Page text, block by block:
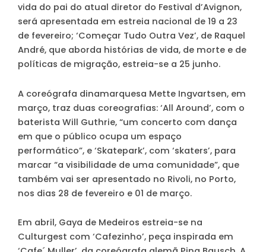
vida do pai do atual diretor do Festival d’Avignon,
será apresentada em estreia nacional de 19 a 23
de fevereiro; ‘Começar Tudo Outra Vez’, de Raquel
André, que aborda histórias de vida, de morte e de
políticas de migração, estreia-se a 25 junho.
A coreógrafa dinamarquesa Mette Ingvartsen, em
março, traz duas coreografias: ‘All Around’, com o
baterista Will Guthrie, “um concerto com dança
em que o público ocupa um espaço
performático”, e ‘Skatepark’, com ‘skaters’, para
marcar “a visibilidade de uma comunidade”, que
também vai ser apresentado no Rivoli, no Porto,
nos dias 28 de fevereiro e 01 de março.
Em abril, Gaya de Medeiros estreia-se na
Culturgest com ‘Cafezinho’, peça inspirada em